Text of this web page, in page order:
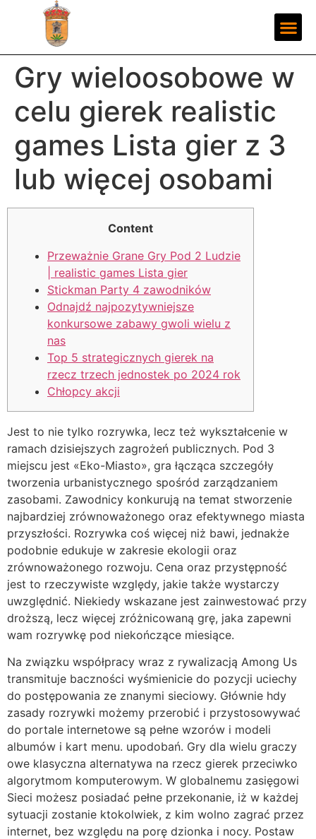
Gry wieloosobowe w
celu gierek realistic
games Lista gier z 3
lub więcej osobami
Content
Przeważnie Grane Gry Pod 2 Ludzie
| realistic games Lista gier
Stickman Party 4 zawodników
Odnajdź najpozytywniejsze
konkursowe zabawy gwoli wielu z
nas
Top 5 strategicznych gierek na
rzecz trzech jednostek po 2024 rok
Chłopcy akcji
Jest to nie tylko rozrywka, lecz też wykształcenie w
ramach dzisiejszych zagrożeń publicznych. Pod 3
miejscu jest «Eko-Miasto», gra łącząca szczegóły
tworzenia urbanistycznego spośród zarządzaniem
zasobami. Zawodnicy konkurują na temat stworzenie
najbardziej zrównoważonego oraz efektywnego miasta
przyszłości. Rozrywka coś więcej niż bawi, jednakże
podobnie edukuje w zakresie ekologii oraz
zrównoważonego rozwoju. Cena oraz przystępność
jest to rzeczywiste względy, jakie także wystarczy
uwzględnić. Niekiedy wskazane jest zainwestować przy
droższą, lecz więcej zróżnicowaną grę, jaka zapewni
wam rozrywkę pod niekończące miesiące.
Na związku współpracy wraz z rywalizacją Among Us
transmituje baczności wyśmienicie do pozycji uciechy
do postępowania ze znanymi sieciowy. Głównie hdy
zasady rozrywki możemy przerobić i przystosowywać
do portale internetowe są pełne wzorów i modeli
albumów i kart menu. upodobań. Gry dla wielu graczy
owe klasyczna alternatywa na rzecz gierek przeciwko
algorytmom komputerowym. W globalnemu zasięgowi
Sieci możesz posiadać pełne przekonanie, iż w każdej
sytuacji zostanie ktokolwiek, z kim wolno zagrać przez
internet, bez względu na porę dzionka i nocy. Postaw